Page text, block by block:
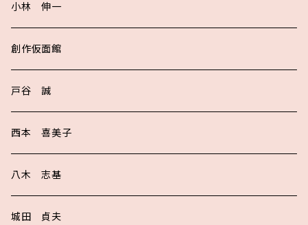
小林 伸一
創作仮面館
戸谷 誠
西本 喜美子
八木 志基
城田 貞夫